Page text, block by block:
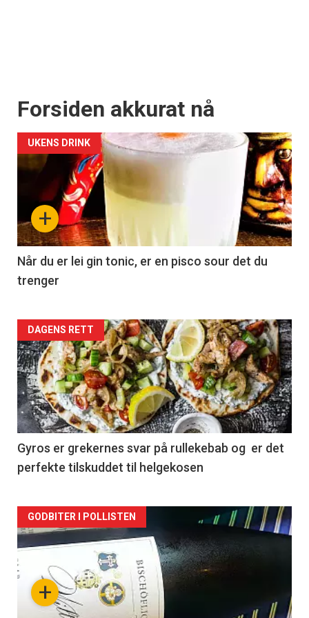
Forsiden akkurat nå
+
UKENS DRINK
Når du er lei gin tonic, er en pisco sour det du
trenger
Forsiden
akkurat
nå
-
2
DAGENS RETT
Gyros er grekernes svar på rullekebab og er det
perfekte tilskuddet til helgekosen
Forsiden
akkurat
nå+
GODBITER I POLLISTEN